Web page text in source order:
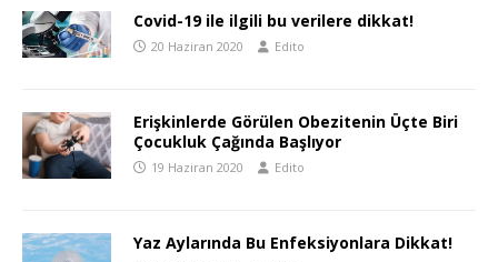
Covid-19 ile ilgili bu verilere dikkat!
20 Haziran 2020 Edito
Erişkinlerde Görülen Obezitenin Üçte Biri
Çocukluk Çağında Başlıyor
19 Haziran 2020 Edito
Yaz Aylarında Bu Enfeksiyonlara Dikkat!